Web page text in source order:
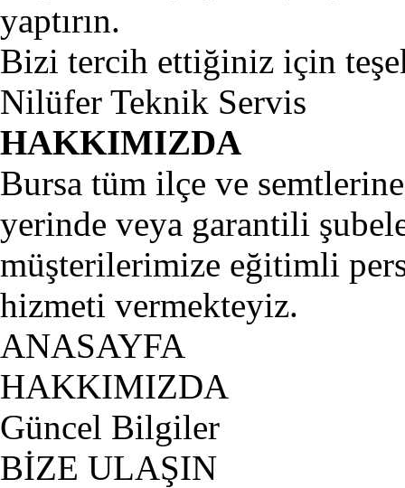
yaptırın.
Bizi tercih ettiğiniz için
Nilüfer Teknik Servis
HAKKIMIZDA
Bursa tüm ilçe ve
yerinde veya garantili
müşterilerimize eğitimli
hizmeti vermekteyiz.
ANASAYFA
HAKKIMIZDA
Güncel Bilgiler
BİZE ULAŞIN